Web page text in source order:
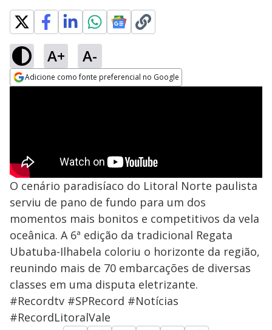
A+ A-
Adicione como fonte preferencial no Google
O cenário paradisíaco do Litoral Norte paulista
serviu de pano de fundo para um dos
momentos mais bonitos e competitivos da vela
oceânica. A 6ª edição da tradicional Regata
Ubatuba-Ilhabela coloriu o horizonte da região,
reunindo mais de 70 embarcações de diversas
classes em uma disputa eletrizante.
#Recordtv #SPRecord #Notícias
#RecordLitoralVale